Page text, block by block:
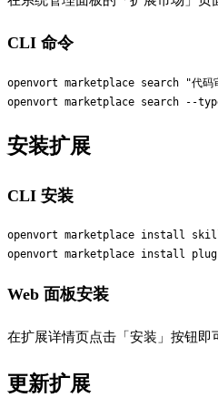
CLI 命令
openvort marketplace search "代码
安装扩展
CLI 安装
openvort marketplace install
Web 面板安装
在扩展详情页点击「安装」按钮即
更新扩展